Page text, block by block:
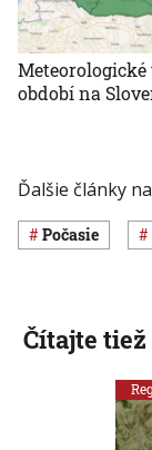
období na
Ďalšie články
Počasie
Čítajte tiež